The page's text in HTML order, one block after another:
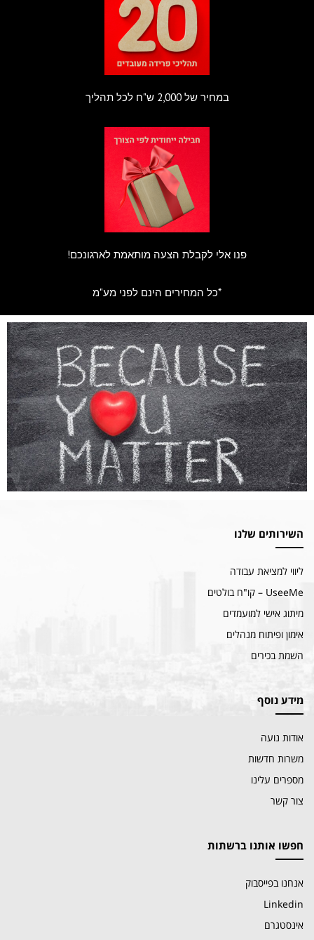
במחיר של 2,000 ש"ח לכל תהליך
פנו אלי לקבלת הצעה מותאמת לארגונכם!
*כל המחירים הינם לפני מע"מ
השירותים שלנו
ליווי למציאת עבודה
UseeMe – קו"ח בולטים
מיתוג אישי למועמדים
אימון ופיתוח מנהלים
השמת בכירים
מידע נוסף
אודות נועה
משרות חדשות
מספרים עלינו
צור קשר
חפשו אותנו ברשתות
אנחנו בפייסבוק
Linkedin
אינסטגרם